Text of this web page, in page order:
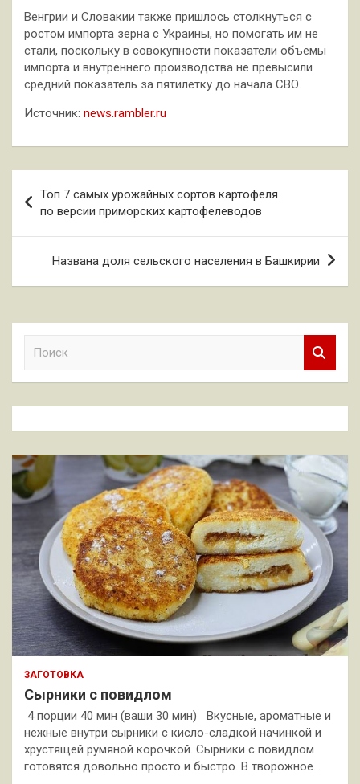
Венгрии и Словакии также пришлось столкнуться с
ростом импорта зерна с Украины, но помогать им не
стали, поскольку в совокупности показатели объемы
импорта и внутреннего производства не превысили
средний показатель за пятилетку до начала СВО.
Источник: news.rambler.ru
по
записям
Топ 7 самых урожайных сортов картофеля
по версии приморских картофелеводов
Названа доля сельского населения в Башкирии
к
ЗАГОТОВКА
Сырники с повидлом
4 порции 40 мин (ваши 30 мин) Вкусные, ароматные и
нежные внутри сырники с кисло-сладкой начинкой и
хрустящей румяной корочкой. Сырники с повидлом
готовятся довольно просто и быстро. В творожное…